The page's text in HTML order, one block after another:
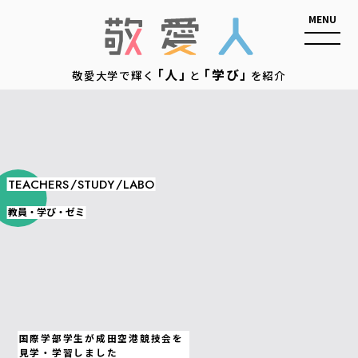
敬愛大学で輝く「人」と「学び」を紹介
TEACHERS/STUDY/LABO
教員・学び・ゼミ
国際学部学生が成田空港競技会を
見学・学習しました